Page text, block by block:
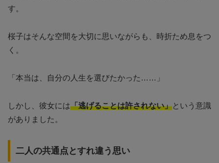
す。
桜子はそんな空間を大切に思いながらも、時折ため息をつ
く。
「本当は、自分の人生を選びたかった……」
しかし、彼女には「逃げることは許されない」という意識
がありました。
二人の共通点とすれ違う思い